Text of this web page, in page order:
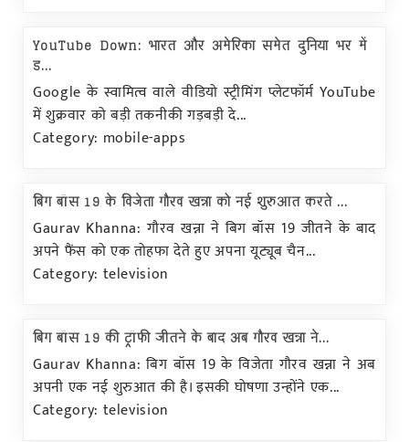
YouTube Down: भारत और अमेरिका समेत दुनिया भर में
ड...
Google के स्वामित्व वाले वीडियो स्ट्रीमिंग प्लेटफॉर्म YouTube
में शुक्रवार को बड़ी तकनीकी गड़बड़ी दे...
Category: mobile-apps
बिग बॉस 19 के विजेता गौरव खन्ना को नई शुरुआत करते ...
Gaurav Khanna: गौरव खन्ना ने बिग बॉस 19 जीतने के बाद
अपने फैंस को एक तोहफा देते हुए अपना यूट्यूब चैन...
Category: television
बिग बॉस 19 की ट्रॉफी जीतने के बाद अब गौरव खन्ना ने...
Gaurav Khanna: बिग बॉस 19 के विजेता गौरव खन्ना ने अब
अपनी एक नई शुरुआत की है। इसकी घोषणा उन्होंने एक...
Category: television